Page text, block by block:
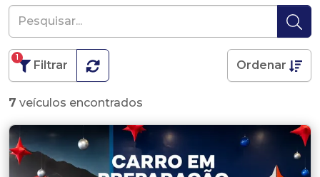
Filtrar
1
Ordenar
7 veículos encontrados